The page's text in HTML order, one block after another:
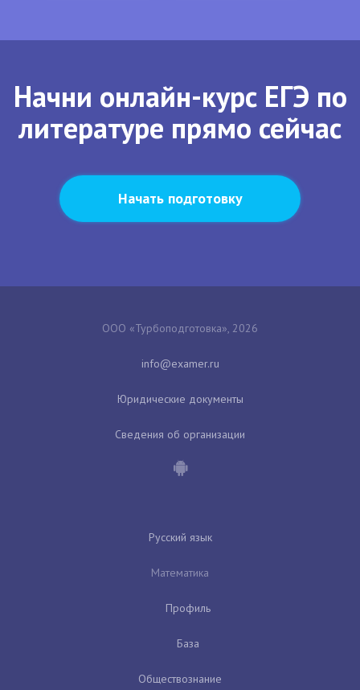
Начни онлайн-курс ЕГЭ по
литературе прямо сейчас
Начать подготовку
ООО «Турбоподготовка», 2026
Юридические документы
Сведения об организации
Русский язык
Математика
Профиль
База
Обществознание